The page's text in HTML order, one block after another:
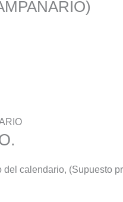
calendario, (Supuesto